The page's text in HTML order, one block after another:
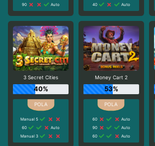
90
Auto
40
Auto
3 Secret Cities
40%
Manual 5
60
Auto
Manual 3
Money Cart 2
53%
60
Auto
90
Auto
60
Auto